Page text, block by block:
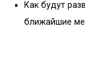
Как будут
ближайшие